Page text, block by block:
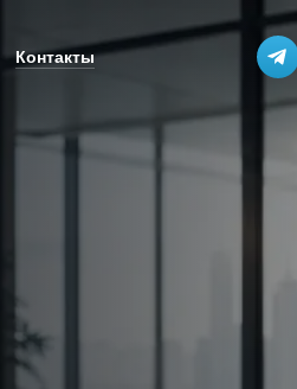
Контакты